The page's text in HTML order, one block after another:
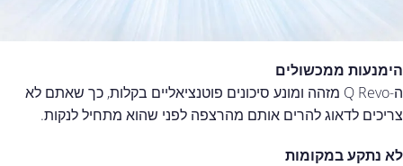
הימנעות ממכשולים
ה-Q Revo מזהה ומונע סיכונים פוטנציאליים בקלות, כך שאתם לא
צריכים לדאוג להרים אותם מהרצפה לפני שהוא מתחיל לנקות.
לא נתקע במקומות